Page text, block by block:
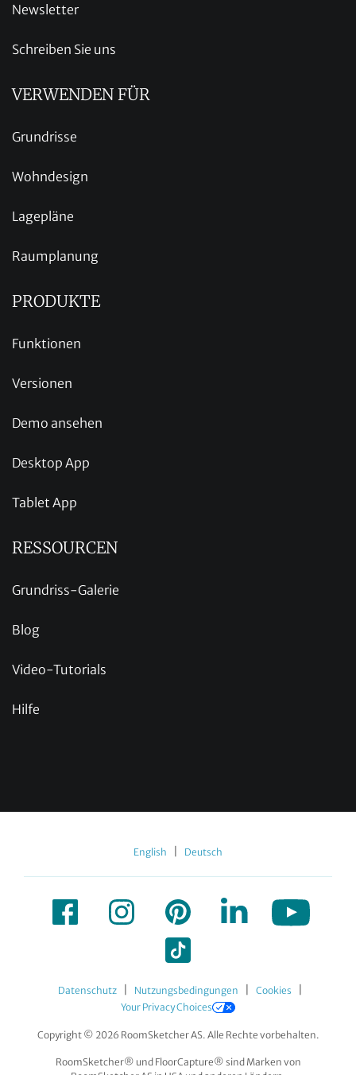
Newsletter
Schreiben Sie uns
VERWENDEN FÜR
Grundrisse
Wohndesign
Lagepläne
Raumplanung
PRODUKTE
Funktionen
Versionen
Demo ansehen
Desktop App
Tablet App
RESSOURCEN
Grundriss-Galerie
Blog
Video-Tutorials
Hilfe
English Deutsch
Datenschutz Nutzungsbedingungen Cookies
Your Privacy Choices
Copyright © 2026 RoomSketcher AS. Alle Rechte vorbehalten.
RoomSketcher® und FloorCapture® sind Marken von